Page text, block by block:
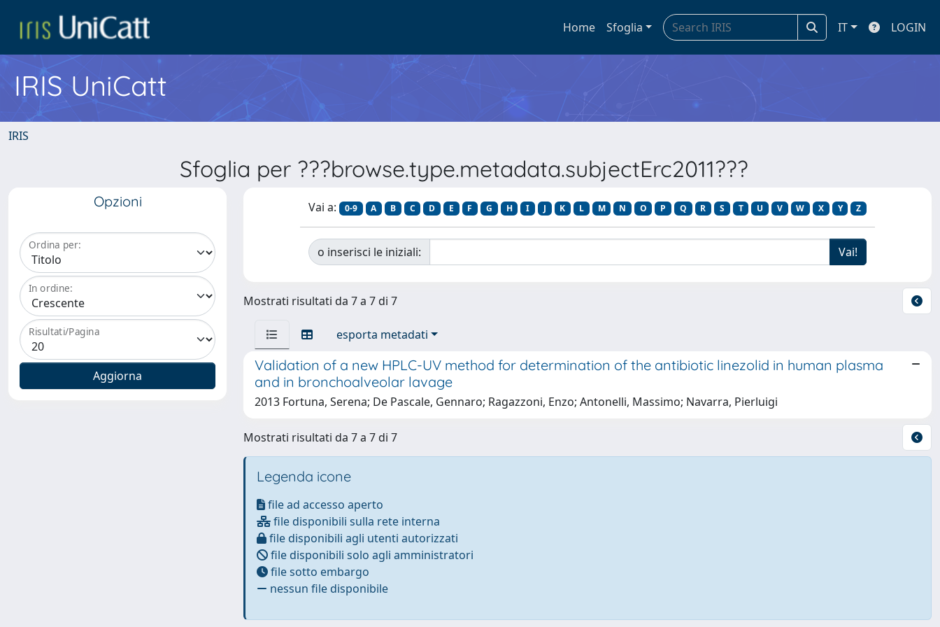
Home Sfoglia IT LOGIN
IRIS UniCatt
IRIS
Sfoglia per ???browse.type.metadata.subjectErc2011???
Opzioni
Ordina per:
In ordine:
Risultati/Pagina
Vai a: 0-9 A B C D E F G H I J K L M N O P Q R S T U V W X Y Z
o inserisci le iniziali:
Mostrati risultati da 7 a 7 di 7
esporta metadati
Validation of a new HPLC-UV method for determination of the antibiotic linezolid in human plasma
and in bronchoalveolar lavage
2013 Fortuna, Serena; De Pascale, Gennaro; Ragazzoni, Enzo; Antonelli, Massimo; Navarra, Pierluigi
Mostrati risultati da 7 a 7 di 7
Legenda icone
file ad accesso aperto
file disponibili sulla rete interna
file disponibili agli utenti autorizzati
file disponibili solo agli amministratori
file sotto embargo
nessun file disponibile